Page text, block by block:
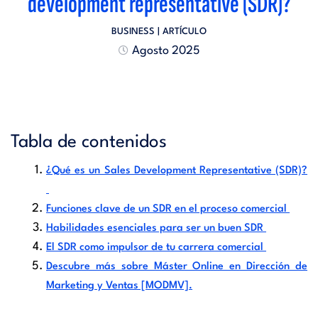
BUSINESS | ARTÍCULO
Agosto 2025
Tabla de contenidos
¿Qué es un Sales Development Representative (SDR)?
Funciones clave de un SDR en el proceso comercial
Habilidades esenciales para ser un buen SDR
El SDR como impulsor de tu carrera comercial
Descubre más sobre Máster Online en Dirección de
Marketing y Ventas [MODMV].